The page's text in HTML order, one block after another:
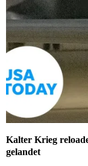
Kalter Krieg
gelandet